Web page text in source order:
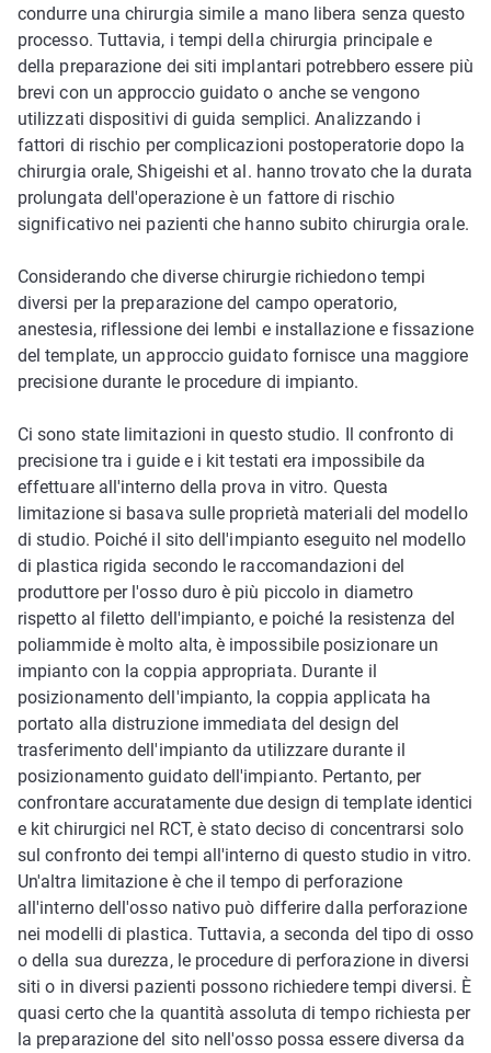
condurre una chirurgia simile a mano libera senza questo
processo. Tuttavia, i tempi della chirurgia principale e
della preparazione dei siti implantari potrebbero essere più
brevi con un approccio guidato o anche se vengono
utilizzati dispositivi di guida semplici. Analizzando i
fattori di rischio per complicazioni postoperatorie dopo la
chirurgia orale, Shigeishi et al. hanno trovato che la durata
prolungata dell'operazione è un fattore di rischio
significativo nei pazienti che hanno subito chirurgia orale.
Considerando che diverse chirurgie richiedono tempi
diversi per la preparazione del campo operatorio,
anestesia, riflessione dei lembi e installazione e fissazione
del template, un approccio guidato fornisce una maggiore
precisione durante le procedure di impianto.
Ci sono state limitazioni in questo studio. Il confronto di
precisione tra i guide e i kit testati era impossibile da
effettuare all'interno della prova in vitro. Questa
limitazione si basava sulle proprietà materiali del modello
di studio. Poiché il sito dell'impianto eseguito nel modello
di plastica rigida secondo le raccomandazioni del
produttore per l'osso duro è più piccolo in diametro
rispetto al filetto dell'impianto, e poiché la resistenza del
poliammide è molto alta, è impossibile posizionare un
impianto con la coppia appropriata. Durante il
posizionamento dell'impianto, la coppia applicata ha
portato alla distruzione immediata del design del
trasferimento dell'impianto da utilizzare durante il
posizionamento guidato dell'impianto. Pertanto, per
confrontare accuratamente due design di template identici
e kit chirurgici nel RCT, è stato deciso di concentrarsi solo
sul confronto dei tempi all'interno di questo studio in vitro.
Un'altra limitazione è che il tempo di perforazione
all'interno dell'osso nativo può differire dalla perforazione
nei modelli di plastica. Tuttavia, a seconda del tipo di osso
o della sua durezza, le procedure di perforazione in diversi
siti o in diversi pazienti possono richiedere tempi diversi. È
quasi certo che la quantità assoluta di tempo richiesta per
la preparazione del sito nell'osso possa essere diversa da